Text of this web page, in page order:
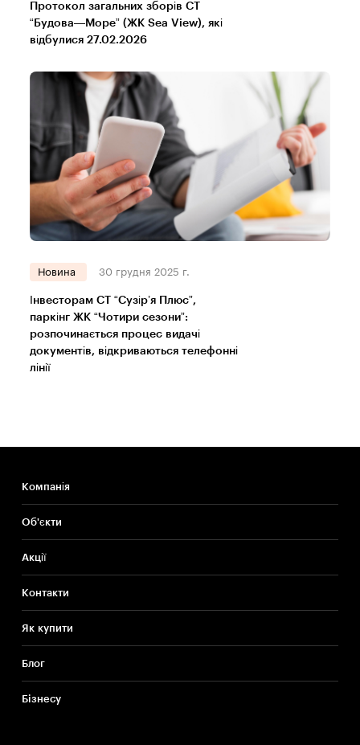
Протокол загальних зборів СТ
“Будова—Море” (ЖК Sea View), які
відбулися 27.02.2026
Новина 30 грудня 2025 г.
Інвесторам СТ “Сузір’я Плюс”,
паркінг ЖК “Чотири сезони”:
розпочинається процес видачі
документів, відкриваються телефонні
лінії
Компанія
Об'єкти
Акції
Контакти
Як купити
Блог
Бiзнесу